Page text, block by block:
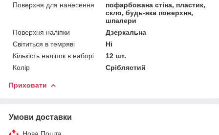
Поверхня для нанесення
пофарбована стіна, пластик,
скло, будь-яка поверхня,
шпалери
Поверхня наліпки
Дзеркальна
Світиться в темряві
Ні
Кількість наліпок в наборі
12 шт.
Колір
Сріблястий
Приховати
Умови доставки
Нова Пошта